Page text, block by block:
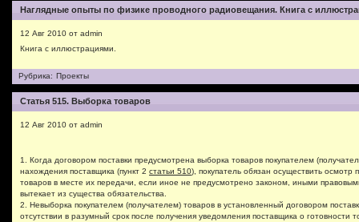
Наглядные опыты по физике проводного радиовещания. Книга с
12 Авг 2010 от admin
Книга с иллюстрациями.
Рубрика: Проекты
Статья 515. Выборка товаров
12 Авг 2010 от admin
1. Когда договором поставки предусмотрена выборка товаров покупателем
нахождения поставщика (пункт 2 статьи 510), покупатель обязан осуществить осмотр
товаров в месте их передачи, если иное не предусмотрено законом, иными
вытекает из существа обязательства.
2. Невыборка покупателем (получателем) товаров в установленный договором
отсутствии в разумный срок после получения уведомления поставщика о готовности